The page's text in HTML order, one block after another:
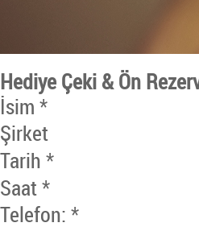
Hediye Çeki & Ön
İsim *
Şirket
Tarih *
Saat *
Telefon: *